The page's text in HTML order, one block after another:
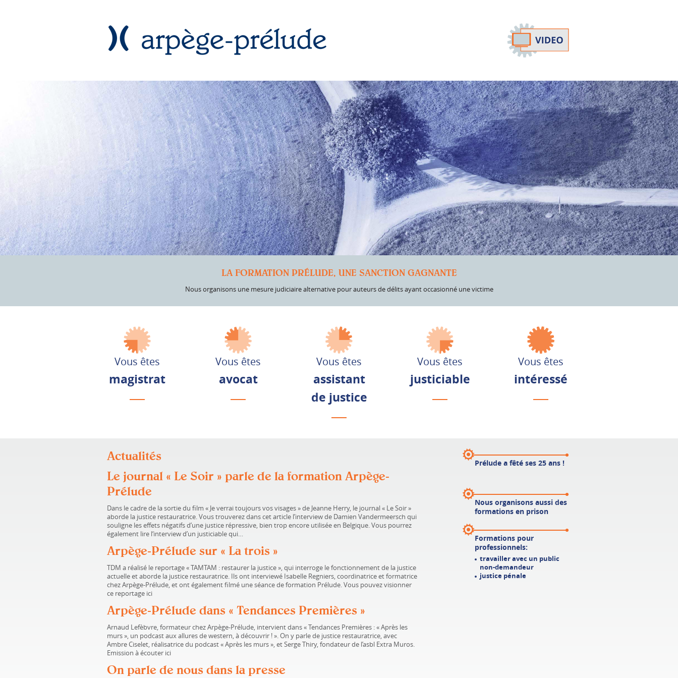
LA FORMATION PRÉLUDE, UNE SANCTION GAGNANTE
Nous organisons une mesure judiciaire alternative pour auteurs de délits ayant occasionné une victime
Vous êtes
magistrat
Vous êtes
avocat
Vous êtes
assistant
de justice
Vous êtes
justiciable
Vous êtes
intéressé
Actualités
Le journal « Le Soir » parle de la formation Arpège-
Prélude
Dans le cadre de la sortie du film « Je verrai toujours vos visages » de Jeanne Herry, le journal « Le Soir »
aborde la justice restauratrice. Vous trouverez dans cet article l’interview de Damien Vandermeersch qui
souligne les effets négatifs d’une justice répressive, bien trop encore utilisée en Belgique. Vous pourrez
également lire l‘interview d’un justiciable qui…
Arpège-Prélude sur « La trois »
TDM a réalisé le reportage « TAMTAM : restaurer la justice », qui interroge le fonctionnement de la justice
actuelle et aborde la justice restauratrice. Ils ont interviewé Isabelle Regniers, coordinatrice et formatrice
chez Arpège-Prélude, et ont également filmé une séance de formation Prélude. Vous pouvez visionner
ce reportage ici
Arpège-Prélude dans « Tendances Premières »
Arnaud Lefèbvre, formateur chez Arpège-Prélude, intervient dans « Tendances Premières : « Après les
murs », un podcast aux allures de western, à découvrir ! ». On y parle de justice restauratrice, avec
Ambre Ciselet, réalisatrice du podcast « Après les murs », et Serge Thiry, fondateur de l’asbl Extra Muros.
Emission à écouter ici
On parle de nous dans la presse
Prélude a fêté ses 25 ans !
Nous organisons aussi des
formations en prison
Formations pour
professionnels:
travailler avec un public
non-demandeur
justice pénale